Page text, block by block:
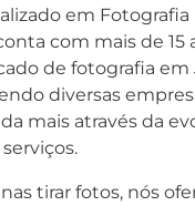
em
com mais de 15
de fotografia em
diversas
mais através da
tirar fotos, nós